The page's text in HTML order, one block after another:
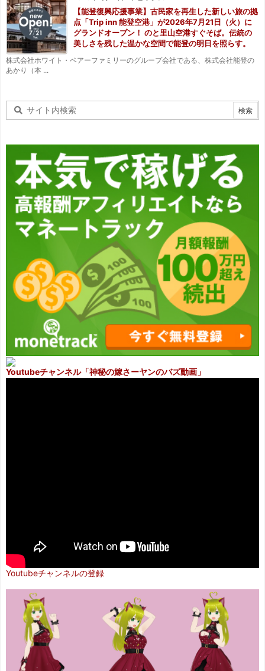
【能登復興応援事業】古民家を再生した新しい旅の拠
点「Trip inn 能登空港」が2026年7月21日（火）に
グランドオープン！ のと里山空港すぐそば。伝統の
美しさを残した温かな空間で能登の明日を照らす。
株式会社ホワイト・ベアーファミリーのグループ会社である、株式会社能登の
あかり（本 ...
Youtubeチャンネル「神秘の嫁さーヤンのバズ動画」
Youtubeチャンネルの登録